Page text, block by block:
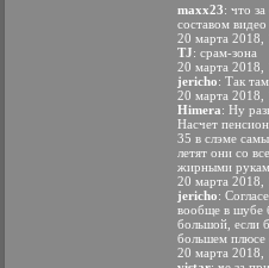
maxx23: что
составом
20 марта 2018,
TJ: срам-зона
20 марта 2018,
jеriсhо: Так
20 марта 2018,
Himera: Ну
Насчет
35 в слэме
летят они со
жирными
20 марта 2018,
jеriсhо:
вообще в шубе
большой, если
большем плюсе
20 марта 2018,